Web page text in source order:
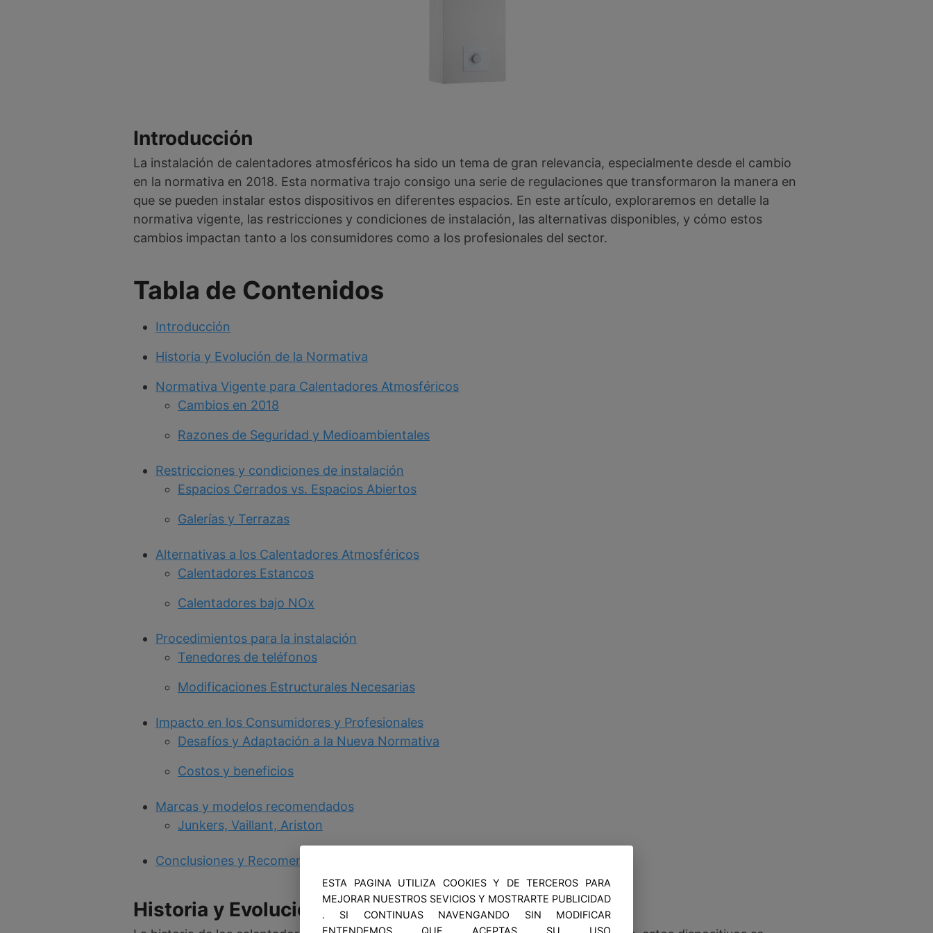
Introducción
La instalación de calentadores atmosféricos ha sido un tema de gran relevancia, especialmente desde el cambio
en la normativa en 2018. Esta normativa trajo consigo una serie de regulaciones que transformaron la manera en
que se pueden instalar estos dispositivos en diferentes espacios. En este artículo, exploraremos en detalle la
normativa vigente, las restricciones y condiciones de instalación, las alternativas disponibles, y cómo estos
cambios impactan tanto a los consumidores como a los profesionales del sector.
Tabla de Contenidos
Introducción
Historia y Evolución de la Normativa
Normativa Vigente para Calentadores Atmosféricos
Cambios en 2018
Razones de Seguridad y Medioambientales
Restricciones y condiciones de instalación
Espacios Cerrados vs. Espacios Abiertos
Galerías y Terrazas
Alternativas a los Calentadores Atmosféricos
Calentadores Estancos
Calentadores bajo NOx
Procedimientos para la instalación
Tenedores de teléfonos
Modificaciones Estructurales Necesarias
Impacto en los Consumidores y Profesionales
Desafíos y Adaptación a la Nueva Normativa
Costos y beneficios
Marcas y modelos recomendados
Junkers, Vaillant, Ariston
Conclusiones y Recomendaciones
Historia y Evolución de la Normativa
ESTA PAGINA UTILIZA COOKIES Y DE TERCEROS PARA
MEJORAR NUESTROS SEVICIOS Y MOSTRARTE PUBLICIDAD
. SI CONTINUAS NAVENGANDO SIN MODIFICAR
ENTENDEMOS QUE ACEPTAS SU USO